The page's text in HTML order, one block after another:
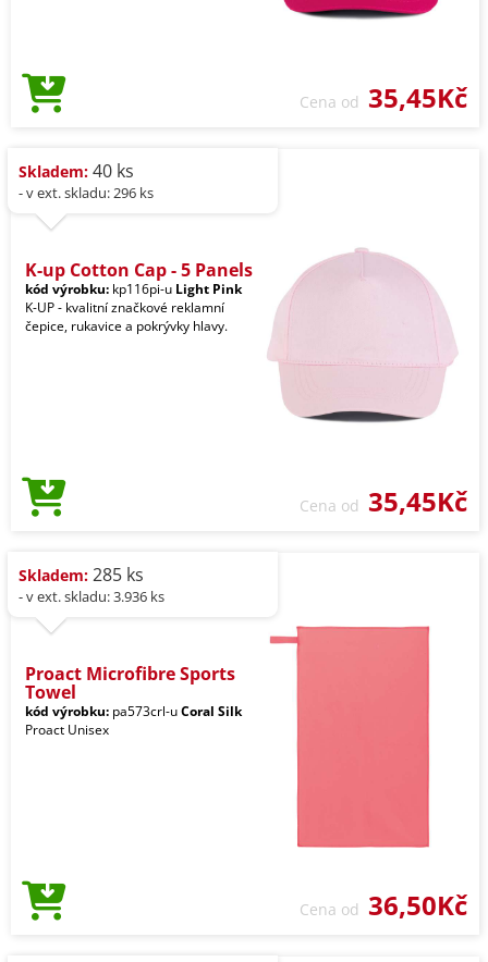
Cena od 35,45Kč
Skladem: 40 ks
- v ext. skladu: 296 ks
K-up Cotton Cap - 5 Panels
kód výrobku: kp116pi-u Light Pink
K-UP - kvalitní značkové reklamní
čepice, rukavice a pokrývky hlavy.
Cena od 35,45Kč
Skladem: 285 ks
- v ext. skladu: 3.936 ks
Proact Microfibre Sports
Towel
kód výrobku: pa573crl-uCoral Silk
Proact Unisex
Cena od 36,50Kč